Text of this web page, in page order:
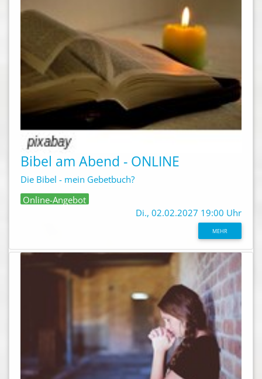
Bibel am Abend - ONLINE
Die Bibel - mein Gebetbuch?
Online-Angebot
Di., 02.02.2027 19:00 Uhr
MEHR